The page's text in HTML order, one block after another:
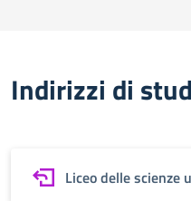
Indirizzi di
Liceo delle scienze